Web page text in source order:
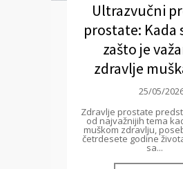
Ultrazvučni
prostate: Kada
zašto je
zdravlje
25/05/
Zdravlje prostate
od najvažnijih tema
muškom zdravlju,
četrdesete godine
sa...